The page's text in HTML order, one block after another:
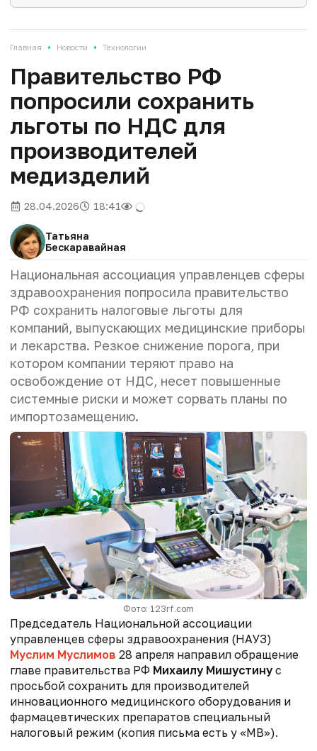
Главная • Новости • Технологии
Правительство РФ
попросили сохранить
льготы по НДС для
производителей
медизделий
28.04.2026 18:41
Татьяна
Бескаравайная
Национальная ассоциация управленцев сферы
здравоохранения попросила правительство
РФ сохранить налоговые льготы для
компаний, выпускающих медицинские приборы
и лекарства. Резкое снижение порога, при
котором компании теряют право на
освобождение от НДС, несет повышенные
системные риски и может сорвать планы по
импортозамещению.
Фото: 123rf.com
Председатель Национальной ассоциации
управленцев сферы здравоохранения (НАУЗ)
Муслим Муслимов 28 апреля направил обращение
главе правительства РФ Михаилу Мишустину с
просьбой сохранить для производителей
инновационного медицинского оборудования и
фармацевтических препаратов специальный
налоговый режим (копия письма есть у «МВ»).